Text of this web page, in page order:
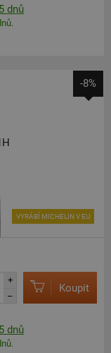
dnů
-8%
VYRÁBÍ MICHELIN V EU
+
–
Koupit
dnů